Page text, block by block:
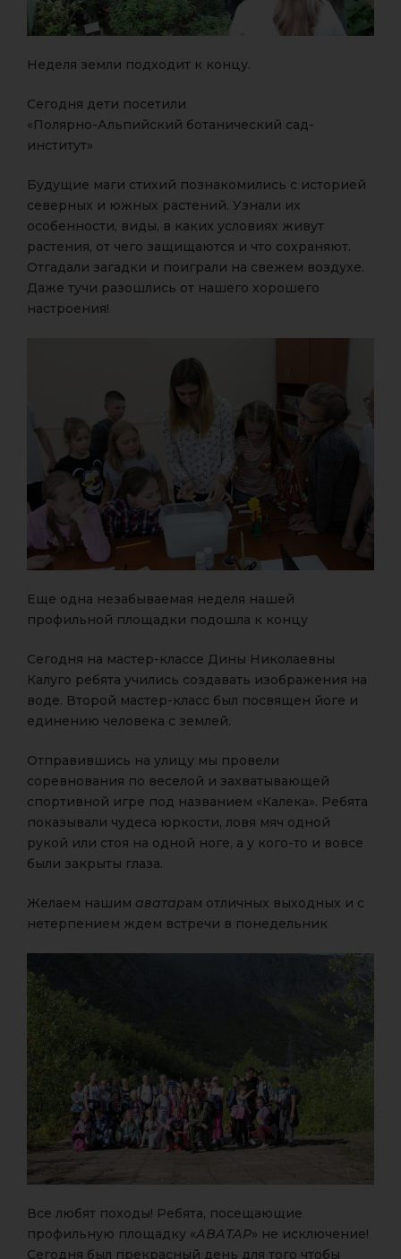
Неделя земли подходит к концу.
Сегодня дети посетили
«Полярно-Альпийский ботанический сад-
институт»
Будущие маги стихий познакомились с историей
северных и южных растений. Узнали их
особенности, виды, в каких условиях живут
растения, от чего защищаются и что сохраняют.
Отгадали загадки и поиграли на свежем воздухе.
Даже тучи разошлись от нашего хорошего
настроения!
Еще одна незабываемая неделя нашей
профильной площадки подошла к концу
Сегодня на мастер-классе Дины Николаевны
Калуго ребята учились создавать изображения на
воде. Второй мастер-класс был посвящен йоге и
единению человека с землей.
Отправившись на улицу мы провели
соревнования по веселой и захватывающей
спортивной игре под названием «Калека». Ребята
показывали чудеса юркости, ловя мяч одной
рукой или стоя на одной ноге, а у кого-то и вовсе
были закрыты глаза.
Желаем нашим аватарам отличных выходных и с
нетерпением ждем встречи в понедельник
Все любят походы! Ребята, посещающие
профильную площадку «АВАТАР» не исключение!
Сегодня был прекрасный день для того чтобы